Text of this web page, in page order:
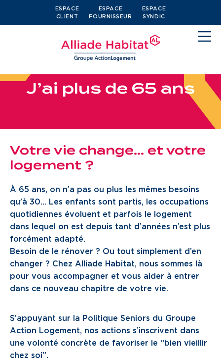
ESPACE
CLIENT
ESPACE
FOURNISSEUR
ESPACE
SYNDIC
Devenir locataire
Je cherche un logement
J’ai moins de 30 ans
Je suis salarié
J’ai plus de 65 ans
Je cherche un local commercial
Devenir propriétaire
Vous êtes partenaire
Services aux habitants
J’ai plus de 65 ans
Votre vie change… et votre
logement ?
À 65 ans, on n’a pas ou plus les mêmes besoins
qu’à 30… Les enfants sont partis, les occupations
quotidiennes évoluent et parfois le logement
dans lequel on est depuis tant d’années n’est plus
forcément adapté.
Besoin de le rénover ? Ou tout simplement d’en
changer ? Chez Alliade Habitat, nous sommes là
pour vous accompagner et vous aider à entrer
dans ce nouveau chapitre de votre vie.
S’appuyant sur la Politique Seniors du Groupe
Action Logement, nos actions s’inscrivent dans
une volonté concrète de favoriser le “bien vieillir
chez soi”.